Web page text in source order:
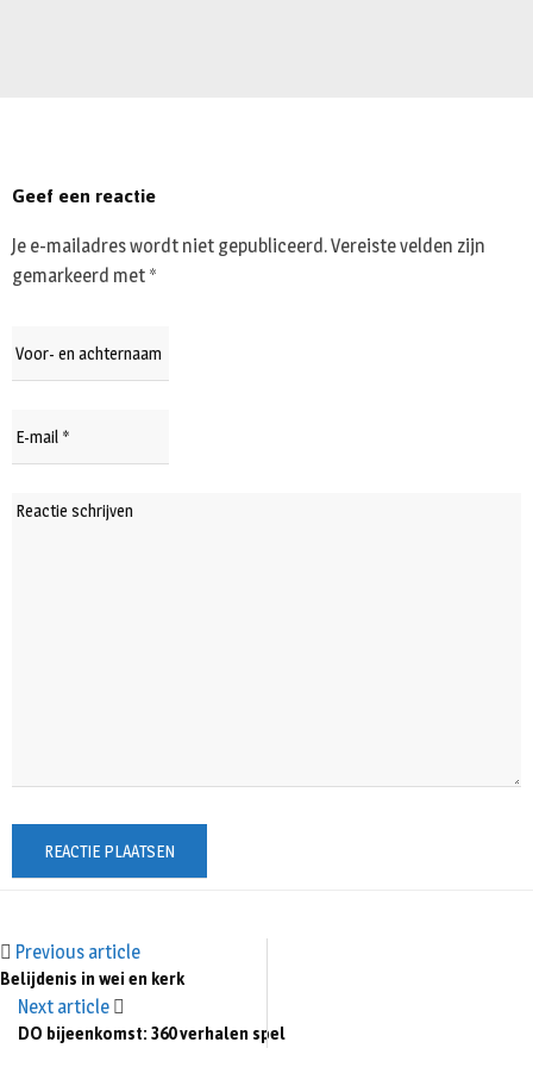
Previous article
Belijdenis in wei en kerk
Next article
DO bijeenkomst: 360 verhalen spel
Geef een reactie
Je e-mailadres wordt niet gepubliceerd.Vereiste velden zijn
gemarkeerd met *